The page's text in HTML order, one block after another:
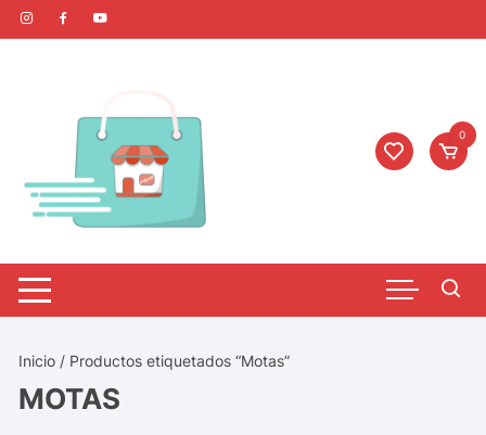
0
Inicio / Productos etiquetados “Motas”
MOTAS